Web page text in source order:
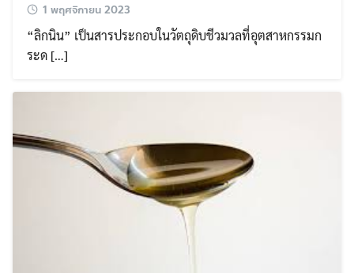
1 พฤศจิกายน 2023
“ลิกนิน” เป็นสารประกอบในวัตถุดิบชีวมวลที่อุตสาหกรรมก
ระด […]